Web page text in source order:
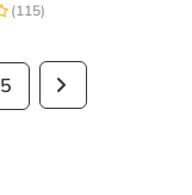
(115)
5